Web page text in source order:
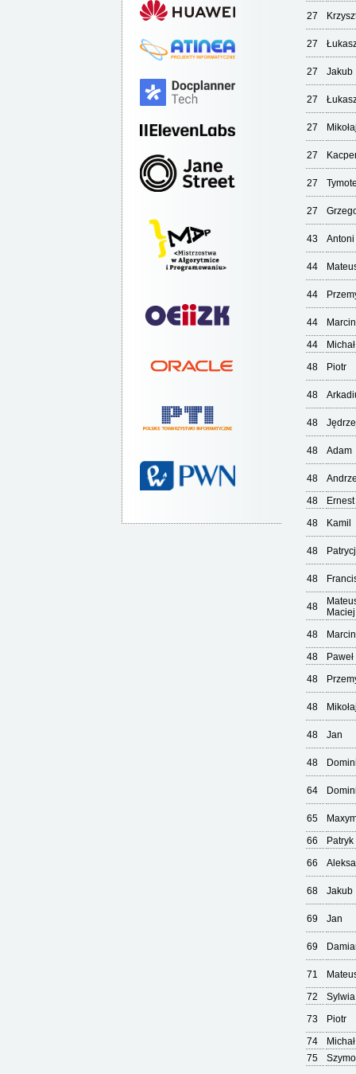
27
27
27 Jakub
27
27
27
27
27
43 Antoni
44
44
44
Marcin
44
Michał
48
Piotr
48
48
48 Adam
48
48
Ernest
48
Kamil
48
48
48
Maciej
48
Marcin
48
Paweł
48
48
48 Jan
48
64
65
66
Patryk
66
68 Jakub
69 Jan
69
71
72
Sylwia
73
Piotr
74
Michał
75